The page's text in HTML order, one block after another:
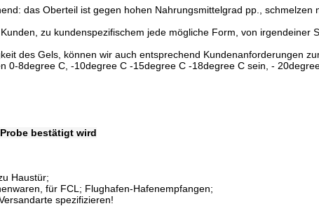
das Oberteil ist gegen hohen Nahrungsmittelgrad pp.,
zu kundenspezifischem jede mögliche Form, von
des Gels, können wir auch entsprechend Kundenanforderungen
0-8degree C, -10degree C -15degree C -18degree C sein, -
bestätigt wird
Haustür;
für FCL; Flughafen-Hafenempfangen;
spezifizieren!